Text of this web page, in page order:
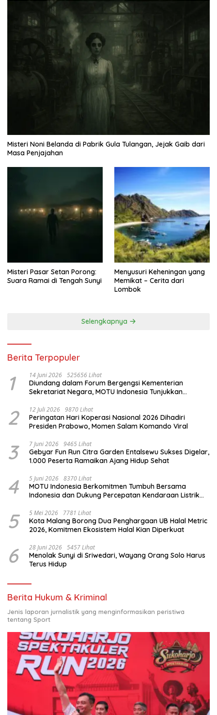
Misteri Noni Belanda di Pabrik Gula Tulangan, Jejak Gaib dari
Masa Penjajahan
Misteri Pasar Setan Porong:
Suara Ramai di Tengah Sunyi
Menyusuri Keheningan yang
Memikat – Cerita dari
Lombok
Selengkapnya
Berita Terpopuler
1 14 Juni 2026 525656 Lihat
Diundang dalam Forum Bergengsi Kementerian
Sekretariat Negara, MOTU Indonesia Tunjukkan
2 12 Juli 2026 9870 Lihat
Peringatan Hari Koperasi Nasional 2026 Dihadiri
Presiden Prabowo, Momen Salam Komando Viral
3 7 Juni 2026 9465 Lihat
Gebyar Fun Run Citra Garden Entalsewu Sukses Digelar,
1.000 Peserta Ramaikan Ajang Hidup Sehat
4 5 Juni 2026 8370 Lihat
MOTU Indonesia Berkomitmen Tumbuh Bersama
Indonesia dan Dukung Percepatan Kendaraan Listrik
5 5 Mei 2026 7781 Lihat
Kota Malang Borong Dua Penghargaan UB Halal Metric
2026, Komitmen Ekosistem Halal Kian Diperkuat
6 28 Juni 2026 5457 Lihat
Menolak Sunyi di Sriwedari, Wayang Orang Solo Harus
Terus Hidup
Berita Hukum & Kriminal
Jenis laporan jurnalistik yang menginformasikan peristiwa
tentang Sport